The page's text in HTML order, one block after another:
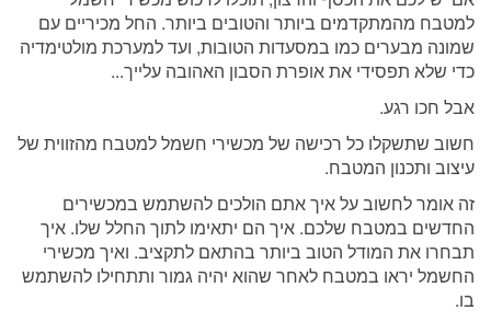
למטבח מהמתקדמים ביותר והטובים ביותר. החל מכיריים עם
שמונה מבערים כמו במסעדות הטובות, ועד למערכת מולטימדיה
כדי שלא תפסידי את אופרת הסבון האהובה עלייך...
אבל חכו רגע.
חשוב שתשקלו כל רכישה של מכשירי חשמל למטבח מהזווית של
עיצוב ותכנון המטבח.
זה אומר לחשוב על איך אתם הולכים להשתמש במכשירים
החדשים במטבח שלכם. איך הם יתאימו לתוך החלל שלו. איך
תבחרו את המודל הטוב ביותר בהתאם לתקציב. ואיך מכשירי
החשמל יראו במטבח לאחר שהוא יהיה גמור ותתחילו להשתמש
בו.